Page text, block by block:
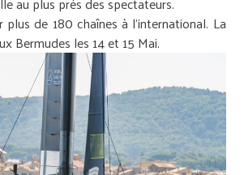
plus de 180 chaînes à l’international. La
Bermudes les 14 et 15 Mai.